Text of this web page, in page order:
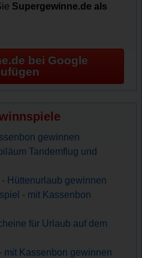
Supergewinne.de als
bei Google
gewinnen
Tandemflug und
Hüttenurlaub gewinnen
- mit Kassenbon
für Urlaub auf dem
mit Kassenbon gewinnen